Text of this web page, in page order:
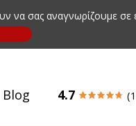
να σας αναγνωρίζουμε
Blog 4.7